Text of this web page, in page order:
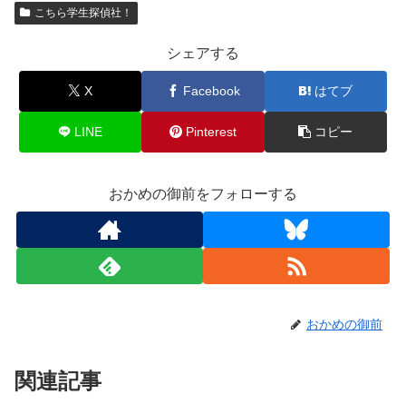
こちら学生探偵社！
シェアする
X Facebook はてブ
LINE Pinterest コピー
おかめの御前をフォローする
おかめの御前
関連記事